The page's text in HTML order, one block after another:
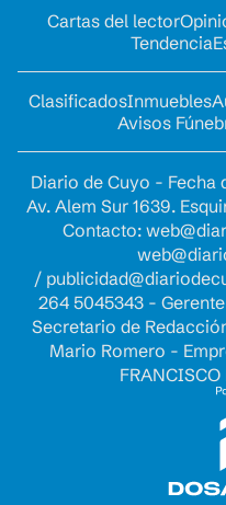
Cartas del lector
Tendencia
ClasificadosInmuebles
Avisos
Diario de Cuyo - Fecha
Av. Alem Sur 1639.
Contacto:
/
264 5045343 -
Secretario de
Mario Romero -
FRANCISCO